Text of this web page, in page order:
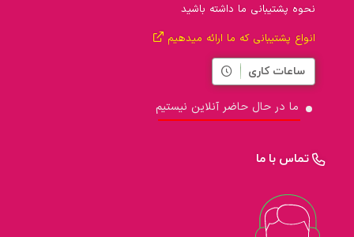
نحوه پشتیبانی ما داشته باشید
انواع پشتیبانی که ما ارائه میدهیم
ساعات کاری
ما در حال حاضر آنلاین نیستیم
تماس با ما